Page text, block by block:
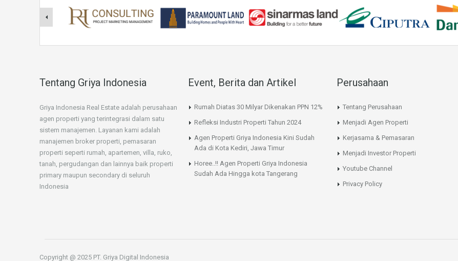
Tentang Griya Indonesia
Griya Indonesia Real Estate adalah perusahaan
agen properti yang terintegrasi dalam satu
sistem manajemen. Layanan kami adalah
manajemen broker properti, pemasaran
properti seperti rumah, apartemen, villa, ruko,
tanah, pergudangan dan lainnya baik properti
primary maupun secondary di seluruh
Indonesia
Event, Berita dan Artikel
Rumah Diatas 30 Milyar Dikenakan PPN 12%
Refleksi Industri Properti Tahun 2024
Agen Properti Griya Indonesia Kini Sudah
Ada di Kota Kediri, Jawa Timur
Horee..!! Agen Properti Griya Indonesia
Sudah Ada Hingga kota Tangerang
Perusahaan
Tentang Perusahaan
Menjadi Agen Properti
Kerjasama & Pemasaran
Menjadi Investor Properti
Youtube Channel
Privacy Policy
Copyright @ 2025 PT. Griya Digital Indonesia